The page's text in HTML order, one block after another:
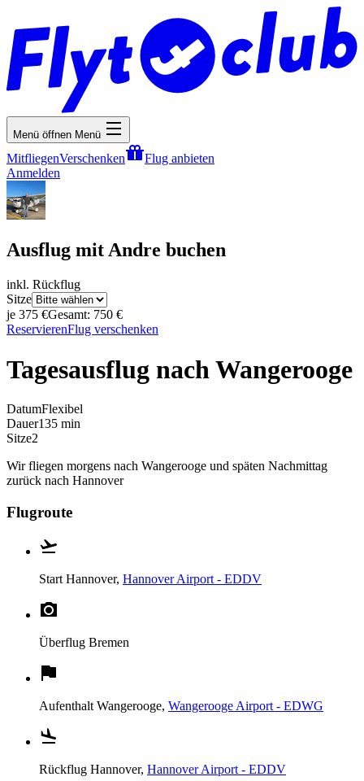
Menü öffnen Menü
MitfliegenVerschenken
Flug anbieten
Anmelden
Ausflug mit Andre buchen
inkl. Rückflug
Sitze
je 375 €Gesamt: 750 €
ReservierenFlug verschenken
Tagesausflug nach Wangerooge
DatumFlexibel
Dauer135 min
Sitze2
Wir fliegen morgens nach Wangerooge und späten Nachmittag
zurück nach Hannover
Flugroute
Start Hannover, Hannover Airport - EDDV
Überflug Bremen
Aufenthalt Wangerooge, Wangerooge Airport - EDWG
Rückflug Hannover, Hannover Airport - EDDV